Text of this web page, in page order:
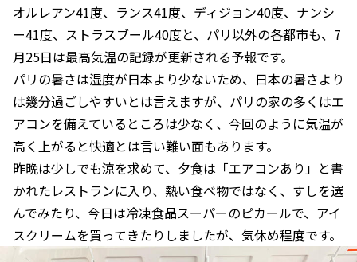
オルレアン41度、ランス41度、ディジョン40度、ナンシ
ー41度、ストラスブール40度と、パリ以外の各都市も、7
月25日は最高気温の記録が更新される予報です。
パリの暑さは湿度が日本より少ないため、日本の暑さより
は幾分過ごしやすいとは言えますが、パリの家の多くはエ
アコンを備えているところは少なく、今回のように気温が
高く上がると快適とは言い難い面もあります。
昨晩は少しでも涼を求めて、夕食は「エアコンあり」と書
かれたレストランに入り、熱い食べ物ではなく、すしを選
んでみたり、今日は冷凍食品スーパーのピカールで、アイ
スクリームを買ってきたりしましたが、気休め程度です。